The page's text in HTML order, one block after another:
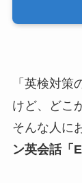
「英検対
けど、どこ
そんな人に
ン英会話「